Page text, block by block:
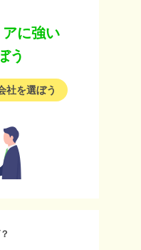
に強い
う
社を選ぼう